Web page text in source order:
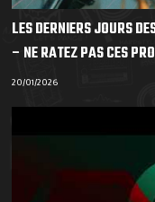
LES DERNIERS JOURS
– NE RATEZ PAS CES
20/01/2026